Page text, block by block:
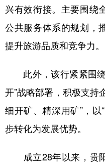
Русский язык
Deutsch Português
兴有效衔接。主要围绕
公共服务体系的规划，
提升旅游品质和竞争力。
此外，该行紧紧围绕
开”战略部署，积极支持
细开矿、精深用矿”，
步转化为发展优势。
成立28年以来，贵阳